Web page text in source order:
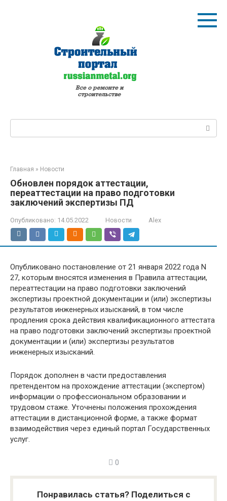
Поиск:
Главная » Новости
Обновлен порядок аттестации,
переаттестации на право подготовки
заключений экспертизы ПД
Опубликовано: 14.05.2022 Новости Alex
Опубликовано постановление от 21 января 2022 года N
27, которым вносятся изменения в Правила аттестации,
переаттестации на право подготовки заключений
экспертизы проектной документации и (или) экспертизы
результатов инженерных изысканий, в том числе
продления срока действия квалификационного аттестата
на право подготовки заключений экспертизы проектной
документации и (или) экспертизы результатов
инженерных изысканий.
Порядок дополнен в части предоставления
претендентом на прохождение аттестации (экспертом)
информации о профессиональном образовании и
трудовом стаже. Уточнены положения прохождения
аттестации в дистанционной форме, а также формат
взаимодействия через единый портал Государственных
услуг.
0
Понравилась статья? Поделиться с